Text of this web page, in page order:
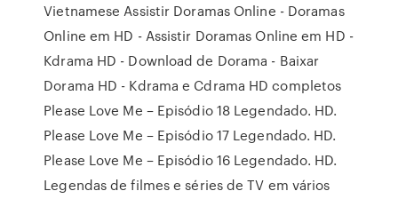
Vietnamese Assistir Doramas Online - Doramas
Online em HD - Assistir Doramas Online em HD -
Kdrama HD - Download de Dorama - Baixar
Dorama HD - Kdrama e Cdrama HD completos
Please Love Me – Episódio 18 Legendado. HD.
Please Love Me – Episódio 17 Legendado. HD.
Please Love Me – Episódio 16 Legendado. HD.
Legendas de filmes e séries de TV em vários